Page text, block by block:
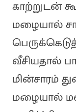
காற்றுடன்
மழையால்
வீசியதால்
மின்சாரம்
மழையால்